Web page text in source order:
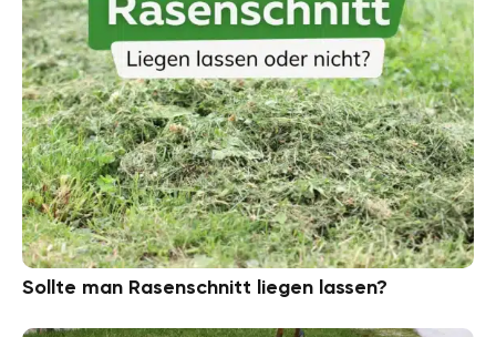
Sollte man Rasenschnitt liegen lassen?